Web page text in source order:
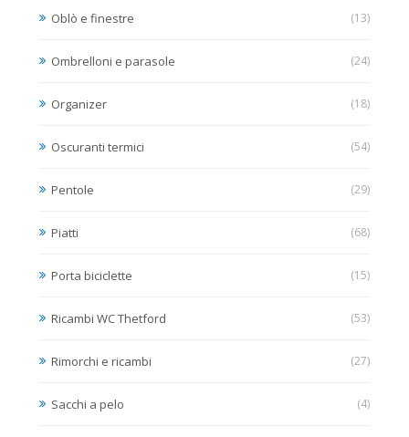
Oblò e finestre (13)
Ombrelloni e parasole (24)
Organizer (18)
Oscuranti termici (54)
Pentole (29)
Piatti (68)
Porta biciclette (15)
Ricambi WC Thetford (53)
Rimorchi e ricambi (27)
Sacchi a pelo (4)